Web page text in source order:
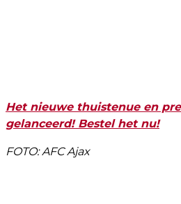
Het nieuwe thuistenue en
gelanceerd! Bestel het nu!
FOTO: AFC Ajax